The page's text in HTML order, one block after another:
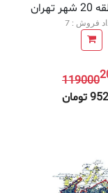
فروش : 7
119000
تومان